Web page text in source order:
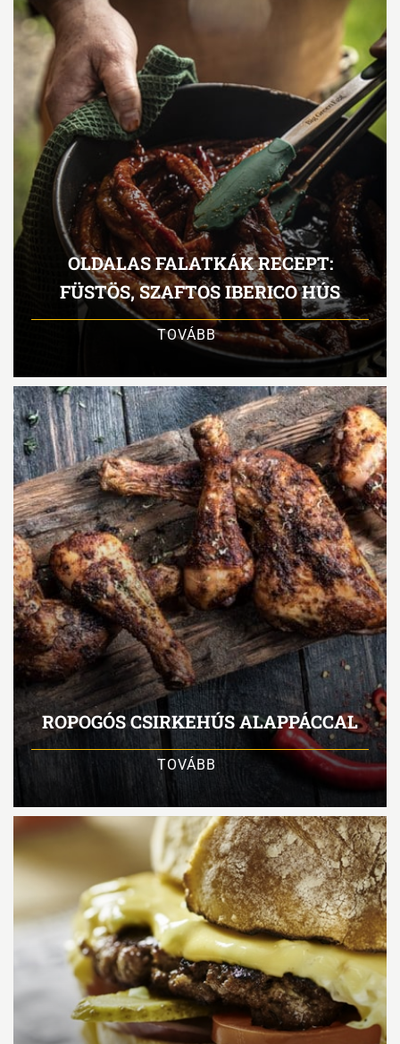
OLDALAS FALATKÁK RECEPT:
FÜSTÖS, SZAFTOS IBERICO HÚS
TOVÁBB
ROPOGÓS CSIRKEHÚS ALAPPÁCCAL
TOVÁBB